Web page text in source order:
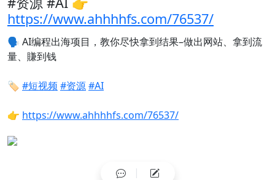
https://www.ahhhhfs.com/76537/
🗣️ AI编程出海项目，教你尽快拿到结果–做出网站、拿到流
量、賺到钱
🏷️ #短视频 #资源#AI
👉 https://www.ahhhhfs.com/76537/